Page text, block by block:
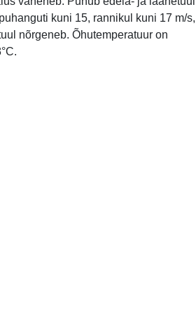
kuni 15, rannikul kuni 17 m/s,
nõrgeneb. Õhutemperatuur on